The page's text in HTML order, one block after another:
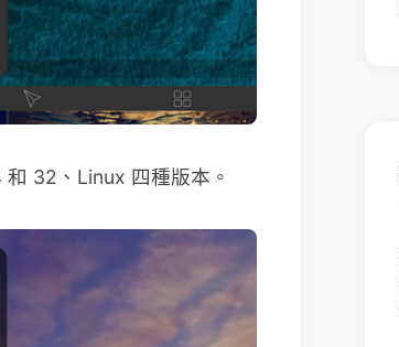
32、Linux 四種版本。